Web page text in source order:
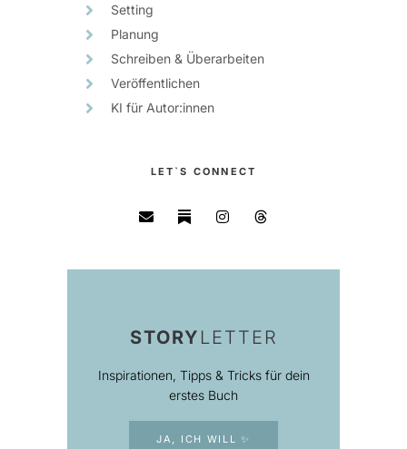
Setting
Planung
Schreiben & Überarbeiten
Veröffentlichen
KI für Autor:innen
LET`S CONNECT
STORY LETTER
Inspirationen, Tipps & Tricks für dein
erstes Buch
JA, ICH WILL ✨